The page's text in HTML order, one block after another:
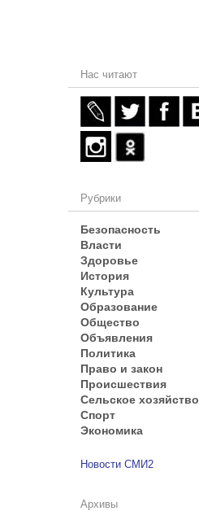
Нас читают
Рубрики
Безопасность
Власти
Здоровье
История
Культура
Образование
Общество
Объявления
Политика
Право и закон
Происшествия
Сельское хозяйство
Спорт
Экономика
Новости СМИ2
Архивы